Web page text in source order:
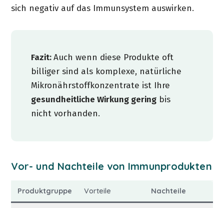
sich negativ auf das Immunsystem auswirken.
Fazit:Auch wenn diese Produkte oft
billiger sind als komplexe, natürliche
Mikronährstoffkonzentrate ist Ihre
gesundheitliche Wirkung geringbis
nicht vorhanden.
Vor- und Nachteile von Immunprodukten
Produktgruppe Vorteile Nachteile